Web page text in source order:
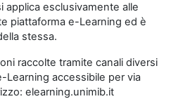
applica esclusivamente alle
piattaforma e-Learning ed è
stessa.
raccolte tramite canali diversi
Learning accessibile per via
elearning.unimib.it